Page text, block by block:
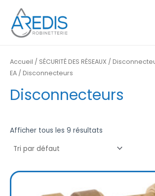
contenu
Accueil / SÉCURITÉ DES RÉSEAUX /
EA / Disconnecteurs
Disconnecteurs
Afficher tous les 9 résultats